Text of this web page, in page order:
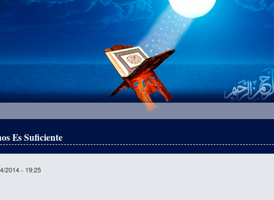
Es Suficiente
2014 - 19:25